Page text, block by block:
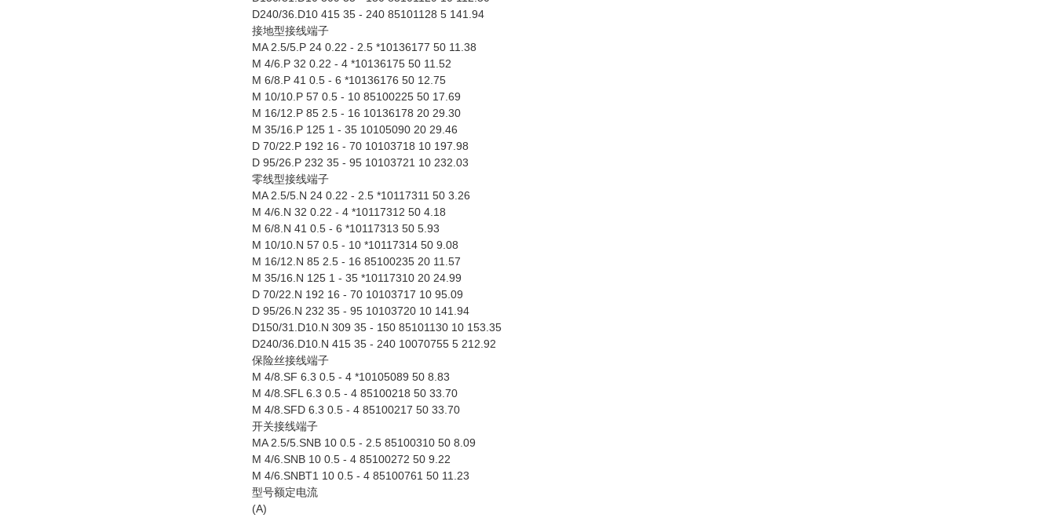
D240/36.D10 415 35 - 240 85101128 5 141.94
接地型接线端子
MA 2.5/5.P 24 0.22 - 2.5 *10136177 50 11.38
M 4/6.P 32 0.22 - 4 *10136175 50 11.52
M 6/8.P 41 0.5 - 6 *10136176 50 12.75
M 10/10.P 57 0.5 - 10 85100225 50 17.69
M 16/12.P 85 2.5 - 16 10136178 20 29.30
M 35/16.P 125 1 - 35 10105090 20 29.46
D 70/22.P 192 16 - 70 10103718 10 197.98
D 95/26.P 232 35 - 95 10103721 10 232.03
零线型接线端子
MA 2.5/5.N 24 0.22 - 2.5 *10117311 50 3.26
M 4/6.N 32 0.22 - 4 *10117312 50 4.18
M 6/8.N 41 0.5 - 6 *10117313 50 5.93
M 10/10.N 57 0.5 - 10 *10117314 50 9.08
M 16/12.N 85 2.5 - 16 85100235 20 11.57
M 35/16.N 125 1 - 35 *10117310 20 24.99
D 70/22.N 192 16 - 70 10103717 10 95.09
D 95/26.N 232 35 - 95 10103720 10 141.94
D150/31.D10.N 309 35 - 150 85101130 10 153.35
D240/36.D10.N 415 35 - 240 10070755 5 212.92
保险丝接线端子
M 4/8.SF 6.3 0.5 - 4 *10105089 50 8.83
M 4/8.SFL 6.3 0.5 - 4 85100218 50 33.70
M 4/8.SFD 6.3 0.5 - 4 85100217 50 33.70
开关接线端子
MA 2.5/5.SNB 10 0.5 - 2.5 85100310 50 8.09
M 4/6.SNB 10 0.5 - 4 85100272 50 9.22
M 4/6.SNBT1 10 0.5 - 4 85100761 50 11.23
型号额定电流
(A)